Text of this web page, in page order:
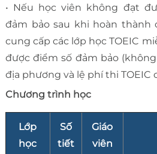
• Nếu học viên không đạt
đảm bảo sau khi hoàn thành
cung cấp các lớp học TOEIC
được điểm số đảm bảo
địa phương và lệ phí thi TOEIC
Chương trình học
Lớp
học
Số
tiết
Giáo
viên